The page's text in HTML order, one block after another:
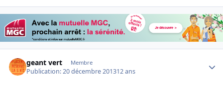
geant vert Membre
Publication:20 décembre 201312 ans